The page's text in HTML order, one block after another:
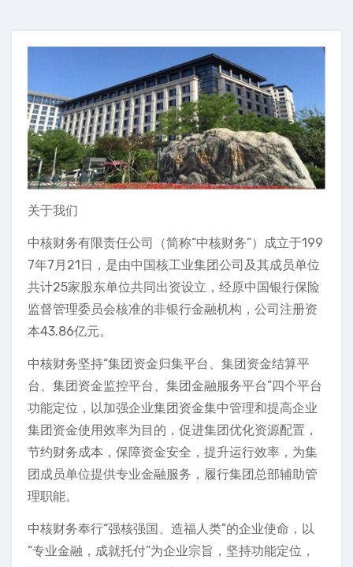
关于我们
中核财务有限责任公司（简称“中核财务”）成立于199
7年7月21日，是由中国核工业集团公司及其成员单位
共计25家股东单位共同出资设立，经原中国银行保险
监督管理委员会核准的非银行金融机构，公司注册资
本43.86亿元。
中核财务坚持“集团资金归集平台、集团资金结算平
台、集团资金监控平台、集团金融服务平台”四个平台
功能定位，以加强企业集团资金集中管理和提高企业
集团资金使用效率为目的，促进集团优化资源配置，
节约财务成本，保障资金安全，提升运行效率，为集
团成员单位提供专业金融服务，履行集团总部辅助管
理职能。
中核财务奉行“强核强国、造福人类”的企业使命，以
“专业金融，成就托付”为企业宗旨，坚持功能定位，